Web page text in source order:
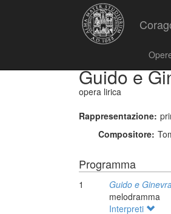
Guido e
opera lirica
Rappresentazione:
Compositore:
Programma
1
Guido e
melodramma
Interpreti